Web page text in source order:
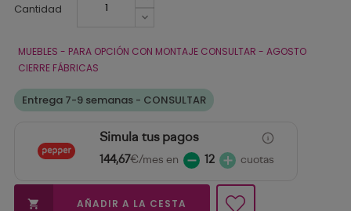
Cantidad
MUEBLES - PARA OPCIÓN CON MONTAJE CONSULTAR - AGOSTO
CIERRE FÁBRICAS
Entrega 7-9 semanas - CONSULTAR
Simula tus pagos
144,67€/mes en 12 cuotas
 AÑADIR A LA CESTA